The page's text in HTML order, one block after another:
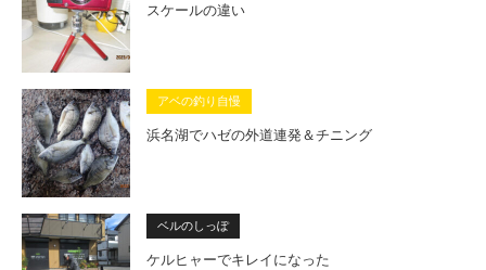
スケールの違い
アベの釣り自慢
浜名湖でハゼの外道連発＆チニング
ベルのしっぽ
ケルヒャーでキレイになった